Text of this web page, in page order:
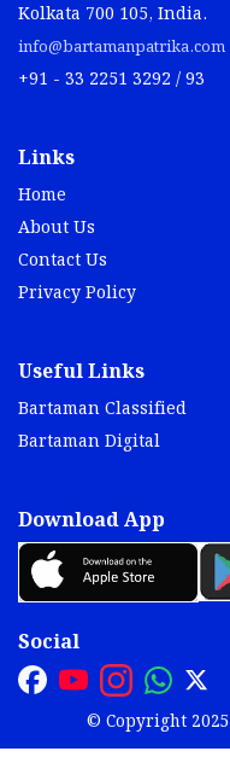
Kolkata 700 105, India.
info@bartamanpatrika.com
+91 - 33 2251 3292 / 93
Links
Home
About Us
Contact Us
Privacy Policy
Useful Links
Bartaman Classified
Bartaman Digital
Download App
Social
© Copyright